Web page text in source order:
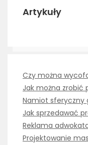
Artykuły
Czy można
Jak można zrobić
Namiot sferyczny
Jak sprzedawać
Reklama
Projektowanie